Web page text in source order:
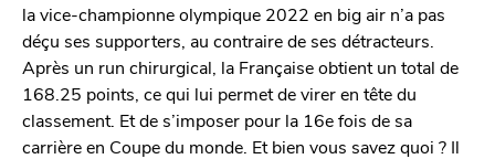
la vice-championne olympique 2022 en big air n’a pas
déçu ses supporters, au contraire de ses détracteurs.
Après un run chirurgical, la Française obtient un total de
168.25 points, ce qui lui permet de virer en tête du
classement. Et de s’imposer pour la 16e fois de sa
carrière en Coupe du monde. Et bien vous savez quoi ? Il